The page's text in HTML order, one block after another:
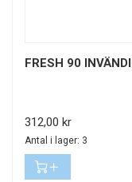
FRESH 90
Pris
312,00 kr
Antal i lager: 3